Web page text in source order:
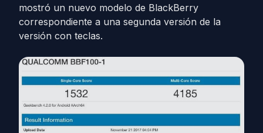
mostró un nuevo modelo de BlackBerry
correspondiente a una segunda versión de la
versión con teclas.